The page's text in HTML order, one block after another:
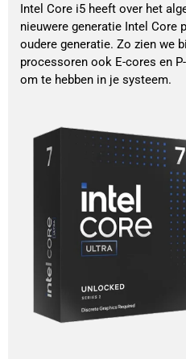
Intel Core i5 heeft over het
nieuwere generatie Intel Core
oudere generatie. Zo zien we
processoren ook E-cores en
om te hebben in je systeem.